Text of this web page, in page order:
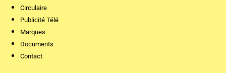
Circulaire
Publicité Télé
Marques
Documents
Contact